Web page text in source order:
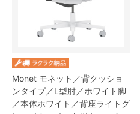
Monet モネット／背クッショ
ンタイプ／L型肘／ホワイト脚
／本体ホワイト／背座ライトグ